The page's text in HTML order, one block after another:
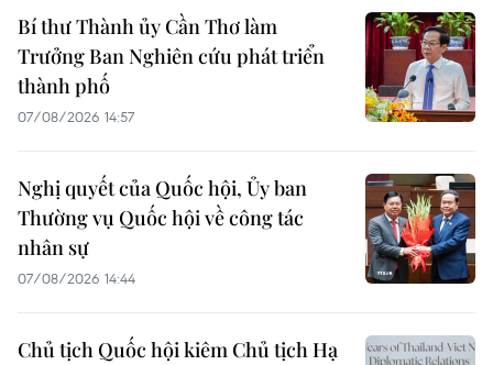
Bí thư Thành ủy Cần Thơ làm
Trưởng Ban Nghiên cứu phát triển
thành phố
07/08/2026 14:57
Nghị quyết của Quốc hội, Ủy ban
Thường vụ Quốc hội về công tác
nhân sự
07/08/2026 14:44
Chủ tịch Quốc hội kiêm Chủ tịch Hạ